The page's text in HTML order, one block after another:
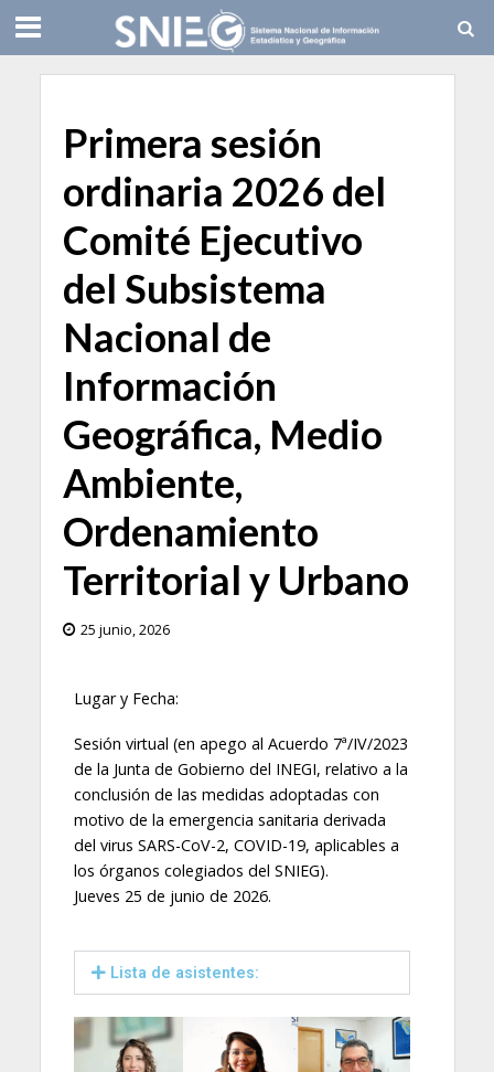
Primera sesión
ordinaria 2026 del
Comité Ejecutivo
del Subsistema
Nacional de
Información
Geográfica, Medio
Ambiente,
Ordenamiento
Territorial y Urbano
25 junio, 2026
Lugar y Fecha:
Sesión virtual (en apego al Acuerdo 7ª/IV/2023
de la Junta de Gobierno del INEGI, relativo a la
conclusión de las medidas adoptadas con
motivo de la emergencia sanitaria derivada
del virus SARS-CoV-2, COVID-19, aplicables a
los órganos colegiados del SNIEG).
Jueves 25 de junio de 2026.
Lista de asistentes: